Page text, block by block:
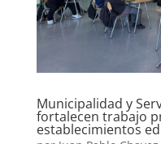
Municipalidad y
fortalecen trabajo
establecimientos